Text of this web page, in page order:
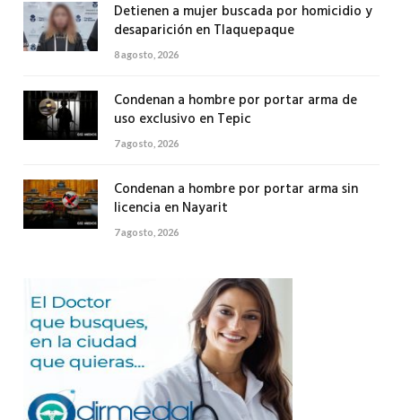
Detienen a mujer buscada por homicidio y
desaparición en Tlaquepaque
8 agosto, 2026
Condenan a hombre por portar arma de
uso exclusivo en Tepic
7 agosto, 2026
Condenan a hombre por portar arma sin
licencia en Nayarit
7 agosto, 2026